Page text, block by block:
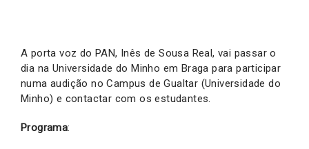
A porta voz do PAN, Inês de Sousa Real, vai passar o
dia na Universidade do Minho em Braga para participar
numa audição no Campus de Gualtar (Universidade do
Minho) e contactar com os estudantes.
Programa: